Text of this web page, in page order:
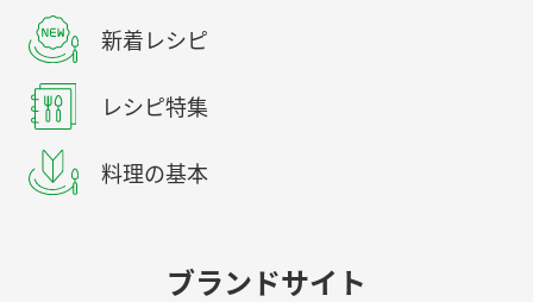
新着レシピ
レシピ特集
料理の基本
ブランドサイト